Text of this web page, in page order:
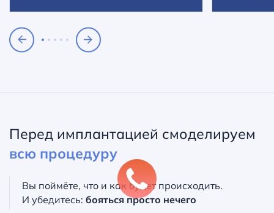
Перед имплантацией смоделируем
всю процедуру
Вы поймёте, что и как будет происходить.
И убедитесь: бояться просто нечего